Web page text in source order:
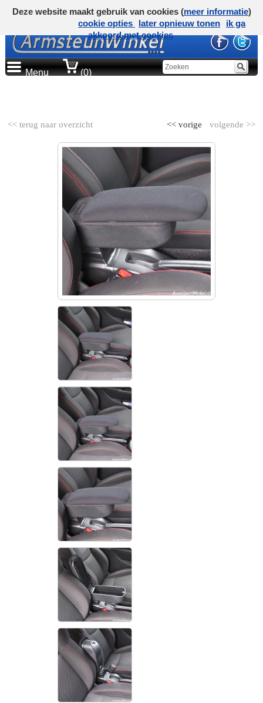
Menu (0)
<< terug naar overzicht volgende >>
<< vorige
Deze website maakt gebruik van cookies (meer informatie)
cookie opties
later opnieuw tonen
ik ga
akkoord met cookies